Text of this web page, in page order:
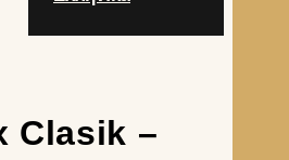
Clasik –